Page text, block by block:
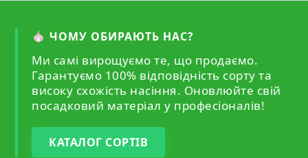
🧄 ЧОМУ ОБИРАЮТЬ НАС?
Ми самі вирощуємо те, що продаємо.
Гарантуємо 100% відповідність сорту та
високу схожість насіння. Оновлюйте свій
посадковий матеріал у професіоналів!
КАТАЛОГ СОРТІВ